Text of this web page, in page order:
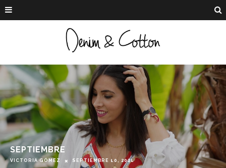
SEPTIEMBRE
VICTORIA GÓMEZ SEPTIEMBRE 10, 2021